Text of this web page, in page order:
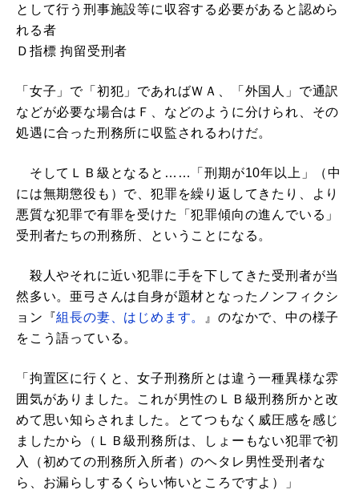
として行う刑事施設等に収容する必要があると認めら
れる者
Ｄ指標 拘留受刑者
「女子」で「初犯」であればＷＡ、「外国人」で通訳
などが必要な場合はＦ、などのように分けられ、その
処遇に合った刑務所に収監されるわけだ。
そしてＬＢ級となると……「刑期が10年以上」（中
には無期懲役も）で、犯罪を繰り返してきたり、より
悪質な犯罪で有罪を受けた「犯罪傾向の進んでいる」
受刑者たちの刑務所、ということになる。
殺人やそれに近い犯罪に手を下してきた受刑者が当
然多い。亜弓さんは自身が題材となったノンフィクシ
ョン『組長の妻、はじめます。
』のなかで、中の様子
をこう語っている。
「拘置区に行くと、女子刑務所とは違う一種異様な雰
囲気がありました。これが男性のＬＢ級刑務所かと改
めて思い知らされました。とてつもなく威圧感を感じ
ましたから（ＬＢ級刑務所は、しょーもない犯罪で初
入（初めての刑務所入所者）のヘタレ男性受刑者な
ら、お漏らしするくらい怖いところですよ）」